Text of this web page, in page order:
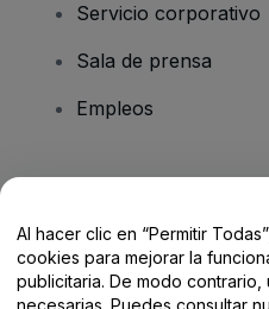
Servicio corporativo
Sala de prensa
Empleos
Centro de Ayuda /
Al hacer clic en “Permitir
cookies para mejorar la
publicitaria. De modo
necesarias. Puedes consultar